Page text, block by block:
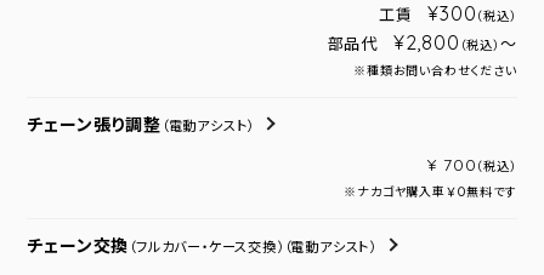
工賃 ¥300 （税込）
部品代 ¥2,800 （税込） ～
※種類お問い合わせください
チェーン張り調整 （電動アシスト）
¥ 700 （税込）
※ナカゴヤ購入車￥０無料です
チェーン交換 （フルカバー・ケース交換） （電動アシスト）